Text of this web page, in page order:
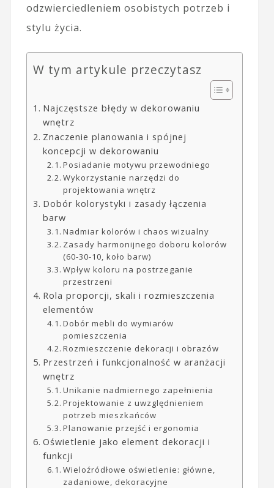
odzwierciedleniem osobistych potrzeb i
stylu życia.
W tym artykule przeczytasz
Najczęstsze błędy w dekorowaniu
wnętrz
Znaczenie planowania i spójnej
koncepcji w dekorowaniu
Posiadanie motywu przewodniego
Wykorzystanie narzędzi do
projektowania wnętrz
Dobór kolorystyki i zasady łączenia
barw
Nadmiar kolorów i chaos wizualny
Zasady harmonijnego doboru kolorów
(60-30-10, koło barw)
Wpływ koloru na postrzeganie
przestrzeni
Rola proporcji, skali i rozmieszczenia
elementów
Dobór mebli do wymiarów
pomieszczenia
Rozmieszczenie dekoracji i obrazów
Przestrzeń i funkcjonalność w aranżacji
wnętrz
Unikanie nadmiernego zapełnienia
Projektowanie z uwzględnieniem
potrzeb mieszkańców
Planowanie przejść i ergonomia
Oświetlenie jako element dekoracji i
funkcji
Wieloźródłowe oświetlenie: główne,
zadaniowe, dekoracyjne